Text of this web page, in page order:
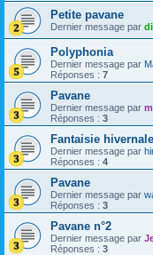
Petite pavane
Dernier message par
Polyphonia
Dernier message par
Réponses : 7
Pavane
Dernier message par
Réponses : 3
Fantaisie hivernale
Dernier message par
Réponses : 4
Pavane
Dernier message par
Réponses : 3
Pavane n°2
Dernier message par
Réponses : 3